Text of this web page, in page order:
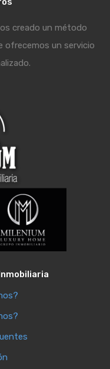
creado un método
ofrecemos un servicio